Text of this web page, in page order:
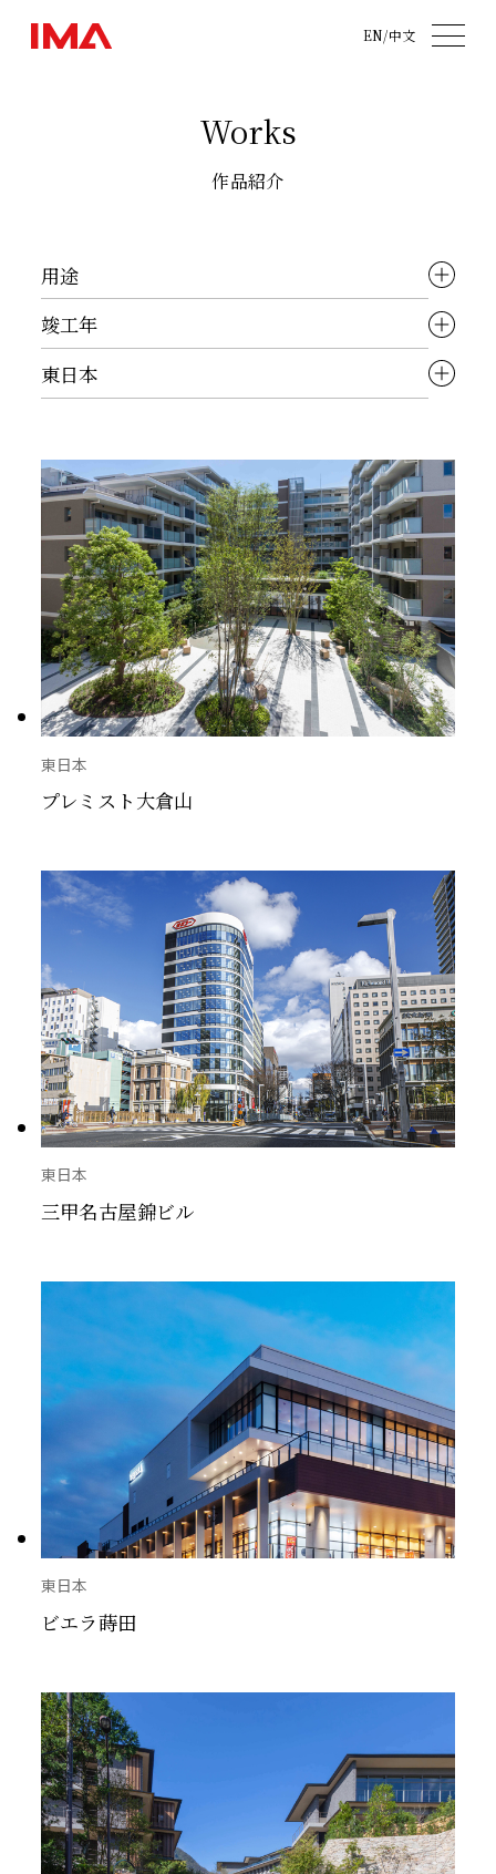
EN/中文
Works
作品紹介
用途
住宅
宿泊
医療・福祉
商業
生産・交通
教育・研究
竣工年
2020～2024
2015～2019
2010～2014
2005～2009
2000〜2004
1995〜1999
東日本
東京都
東日本
西日本
海外
東日本
プレミスト大倉山
東日本
三甲名古屋錦ビル
東日本
ビエラ蒔田